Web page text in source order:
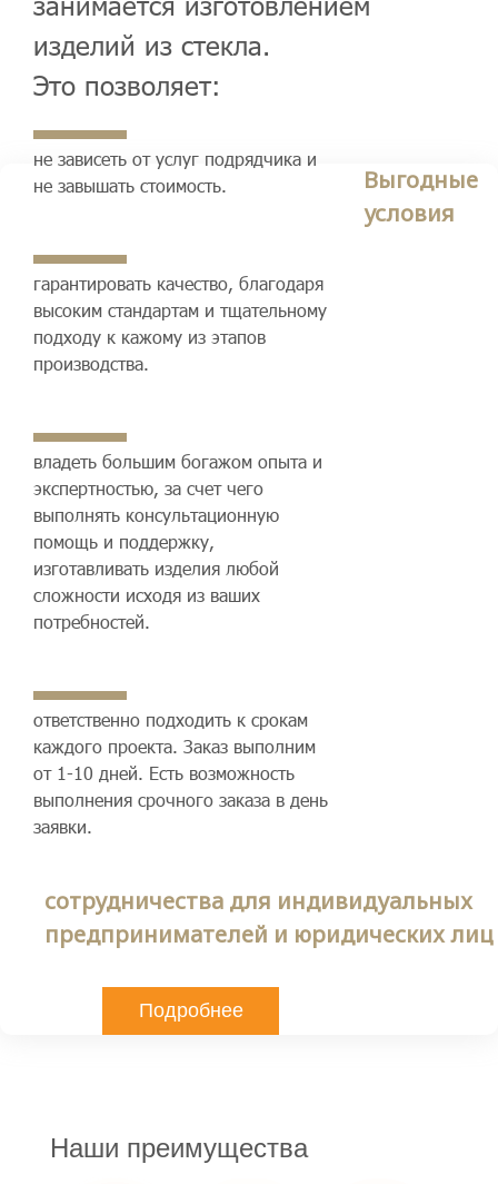
изделий из стекла.
Это позволяет:
не зависеть от услуг подрядчика и
не завышать стоимость.
гарантировать качество, благодаря
высоким стандартам и тщательному
подходу к кажому из этапов
производства.
владеть большим богажом опыта и
экспертностью, за счет чего
выполнять консультационную
помощь и поддержку,
изготавливать изделия любой
сложности исходя из ваших
потребностей.
ответственно подходить к срокам
каждого проекта. Заказ выполним
от 1-10 дней. Есть возможность
выполнения срочного заказа в день
заявки.
Выгодные
условия
сотрудничества для индивидуальных
предпринимателей и юридических лиц
Подробнее
Наши преимущества